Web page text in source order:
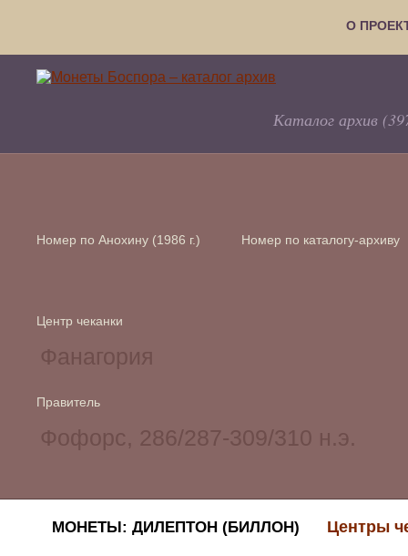
О
Каталог архив
Номер по Анохину (1986 г.) Номер по каталогу-архиву
Центр чеканки
Правитель
МОНЕТЫ: ДИЛЕПТОН (БИЛЛОН) Центры